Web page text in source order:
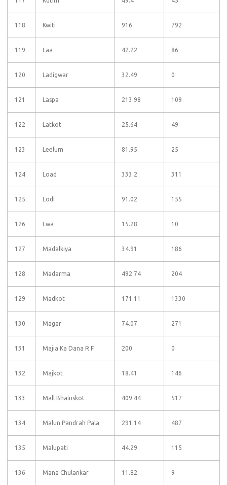
118 Kwiti 916 792
119 Laa 42.22 86
120 Ladigwar 32.49 0
121 Laspa 213.98 109
122 Latkot 25.64 49
123 Leelum 81.95 25
124 Load 333.2 311
125 Lodi 91.02 155
126 Lwa 15.28 10
127 Madalkiya 34.91 186
128 Madarma 492.74 204
129 Madkot 171.11 1330
130 Magar 74.07 271
131 Majia Ka Dana R F 200 0
132 Majkot 18.41 146
133 Mall Bhainskot 409.44 517
134 Malun Pandrah Pala 291.14 487
135 Malupati 44.29 115
136 Mana Chulankar 11.82 9